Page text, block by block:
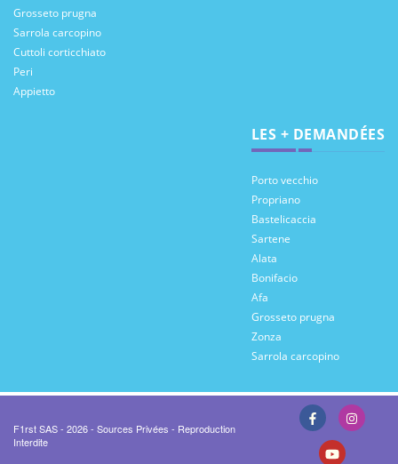
Grosseto prugna
Sarrola carcopino
Cuttoli corticchiato
Peri
Appietto
LES + DEMANDÉES
Porto vecchio
Propriano
Bastelicaccia
Sartene
Alata
Bonifacio
Afa
Grosseto prugna
Zonza
Sarrola carcopino
F1rst SAS - 2026 - Sources Privées - Reproduction
Interdite